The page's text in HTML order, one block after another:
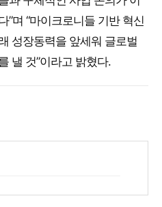
”며 “마이크로니들 기반 혁신
성장동력을 앞세워 글로벌
낼 것”이라고 밝혔다.